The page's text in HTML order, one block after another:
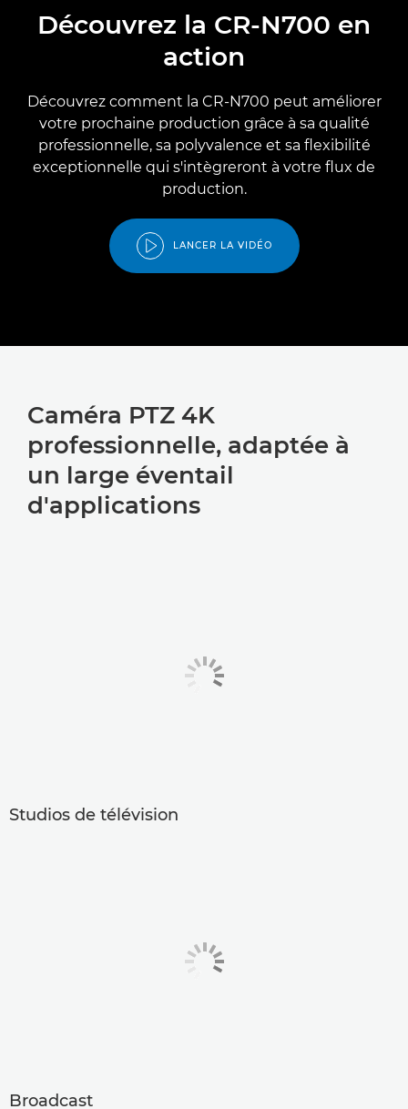
Découvrez la CR-N700 en
action
Découvrez comment la CR-N700 peut améliorer
votre prochaine production grâce à sa qualité
professionnelle, sa polyvalence et sa flexibilité
exceptionnelle qui s'intègreront à votre flux de
production.
LANCER LA VIDÉO
Caméra PTZ 4K
professionnelle, adaptée à
un large éventail
d'applications
Studios de télévision
Broadcast